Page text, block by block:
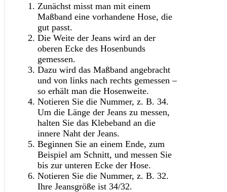
Zunächst misst man mit einem
Maßband eine vorhandene Hose, die
gut passt.
Die Weite der Jeans wird an der
oberen Ecke des Hosenbunds
gemessen.
Dazu wird das Maßband angebracht
und von links nach rechts gemessen –
so erhält man die Hosenweite.
Notieren Sie die Nummer, z. B. 34.
Um die Länge der Jeans zu messen,
halten Sie das Klebeband an die
innere Naht der Jeans.
Beginnen Sie an einem Ende, zum
Beispiel am Schnitt, und messen Sie
bis zur unteren Ecke der Hose.
Notieren Sie die Nummer, z. B. 32.
Ihre Jeansgröße ist 34/32.